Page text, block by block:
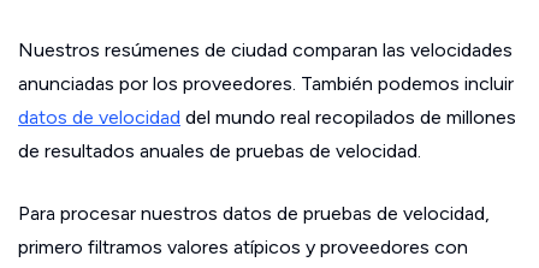
Nuestros resúmenes de ciudad comparan las velocidades
anunciadas por los proveedores. También podemos incluir
datos de velocidad del mundo real recopilados de millones
de resultados anuales de pruebas de velocidad.
Para procesar nuestros datos de pruebas de velocidad,
primero filtramos valores atípicos y proveedores con